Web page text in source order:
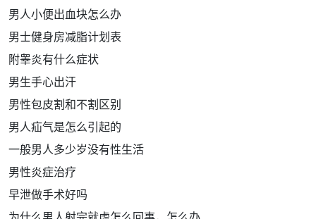
男人小便出血块怎么办
男士健身房减脂计划表
附睾炎有什么症状
男生手心出汗
男性包皮割和不割区别
男人疝气是怎么引起的
一般男人多少岁没有性生活
男性炎症治疗
早泄做手术好吗